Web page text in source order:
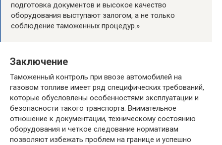
подготовка документов и высокое качество
оборудования выступают залогом, а не только
соблюдение таможенных процедур.»
Заключение
Таможенный контроль при ввозе автомобилей на
газовом топливе имеет ряд специфических требований,
которые обусловлены особенностями эксплуатации и
безопасности такого транспорта. Внимательное
отношение к документации, техническому состоянию
оборудования и четкое следование нормативам
позволяют избежать проблем на границе и успешно